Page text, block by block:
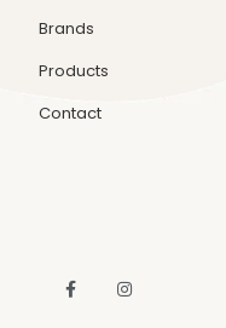
Brands
Products
Contact